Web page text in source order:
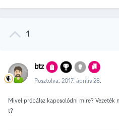
1
btz
Posztolva: 2017. április 28.
Mivel próbálsz kapcsolódni mire?
t?